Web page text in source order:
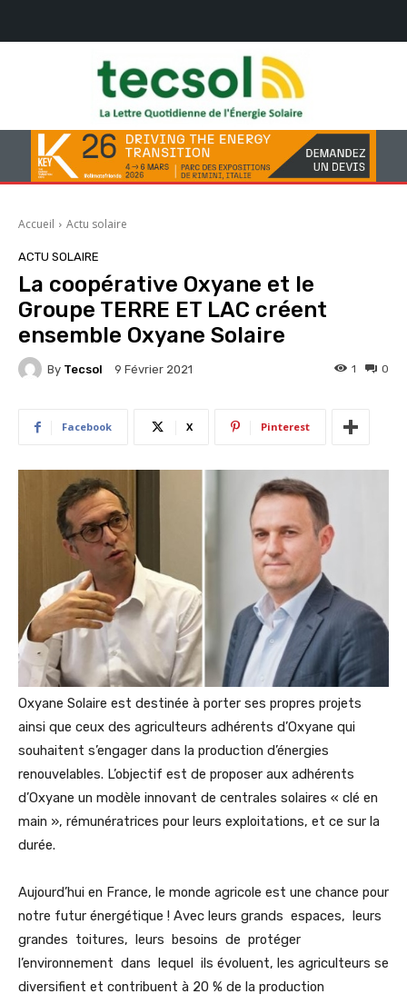
Accueil Actu solaire
ACTU SOLAIRE
La coopérative Oxyane et le
Groupe TERRE ET LAC créent
ensemble Oxyane Solaire
By Tecsol 9 Février 2021 0
1
Facebook X Pinterest
Oxyane Solaire est destinée à porter ses propres projets
ainsi que ceux des agriculteurs adhérents d’Oxyane qui
souhaitent s’engager dans la production d’énergies
renouvelables. L’objectif est de proposer aux adhérents
d’Oxyane un modèle innovant de centrales solaires « clé en
main », rémunératrices pour leurs exploitations, et ce sur la
durée.
Aujourd’hui en France, le monde agricole est une chance pour
notre futur énergétique ! Avec leurs grands espaces, leurs
grandes toitures, leurs besoins de protéger
l’environnement dans lequel ils évoluent, les agriculteurs se
diversifient et contribuent à 20 % de la production